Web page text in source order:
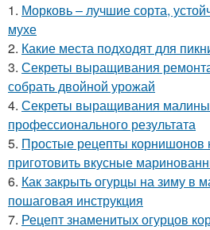
1. Морковь – лучшие сорта,
мухе
2. Какие места подходят для
3. Секреты выращивания
собрать двойной урожай
4. Секреты выращивания малины:
профессионального результата
5. Простые рецепты корнишонов
приготовить вкусные
6. Как закрыть огурцы на зиму в
пошаговая инструкция
7. Рецепт знаменитых огурцов